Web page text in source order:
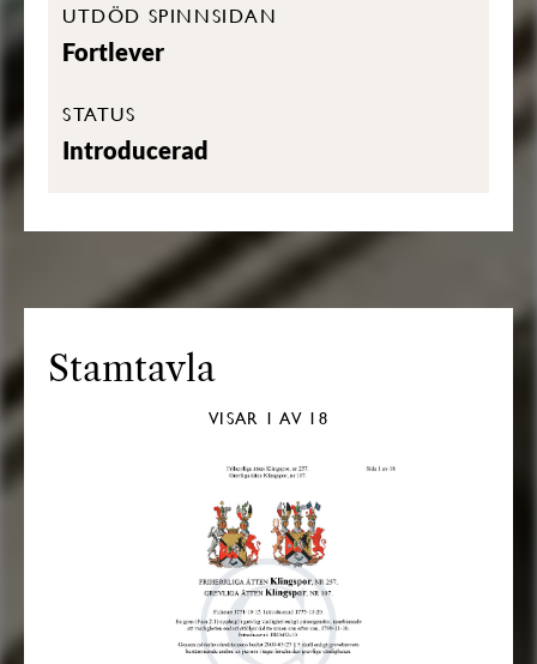
UTDÖD SPINNSIDAN
Fortlever
STATUS
Introducerad
Stamtavla
VISAR 1 AV 18